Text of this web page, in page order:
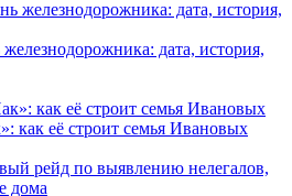
дата, история,
как её строит семья Ивановых